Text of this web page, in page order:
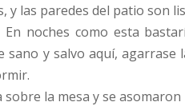
y las paredes del patio son
noches como esta
sano y salvo aquí,
la mesa y se